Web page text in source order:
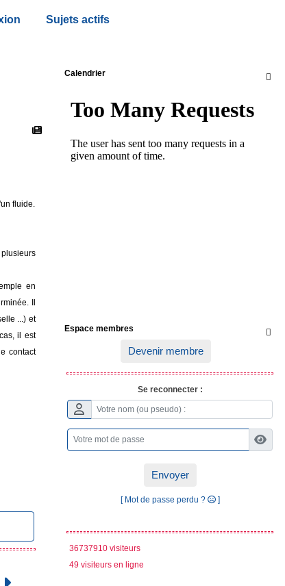
Sujets actifs
fluide.
en
Il
...) et
il est
contact

Calendrier

Espace membres
Devenir membre
Se reconnecter :
Envoyer
[ Mot de passe perdu ? ]
36737910 visiteurs
49 visiteurs en ligne